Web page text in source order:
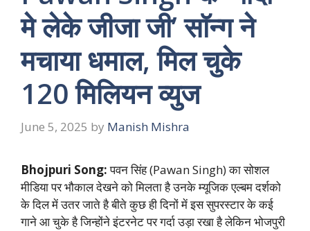
मे लेके जीजा जी’ सॉन्ग ने
मचाया धमाल, मिल चुके
120 मिलियन व्युज
June 5, 2025 by Manish Mishra
Bhojpuri Song:पवन सिंह (Pawan Singh) का सोशल
मीडिया पर भौकाल देखने को मिलता है उनके म्यूजिक एल्बम दर्शको
के दिल में उतर जाते है बीते कुछ ही दिनों में इस सुपरस्टार के कई
गाने आ चुके है जिन्होंने इंटरनेट पर गर्दा उड़ा रखा है लेकिन भोजपुरी